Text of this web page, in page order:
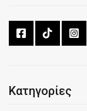
Κατηγορίες